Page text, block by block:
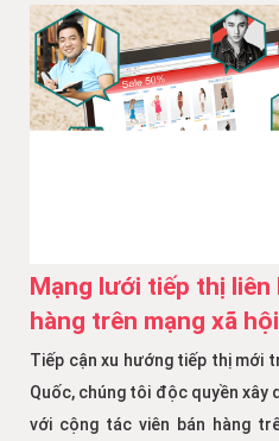
Mạng lưới tiếp thị liên
hàng trên mạng xã
Tiếp cận xu hướng tiếp thị mới
Quốc, chúng tôi độc quyền xây
với cộng tác viên bán hàng